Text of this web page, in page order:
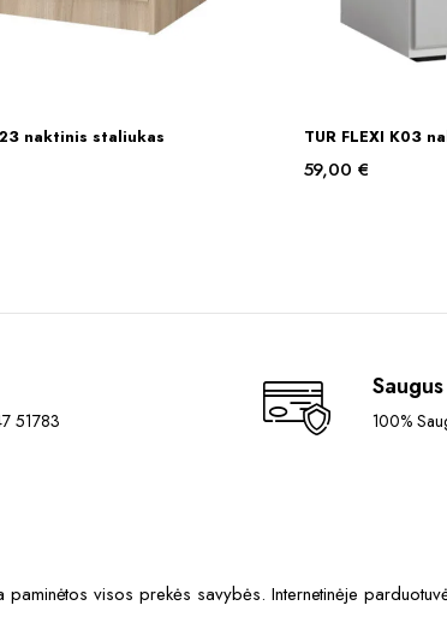
Į KREPŠELĮ
23 naktinis staliukas Į
TUR FLEXI K03
59,00€
51783 100%
visos prekės savybės. Internetinėje